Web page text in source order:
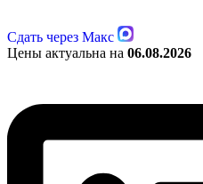
Сдать через Макс
Цены актуальна на 06.08.2026